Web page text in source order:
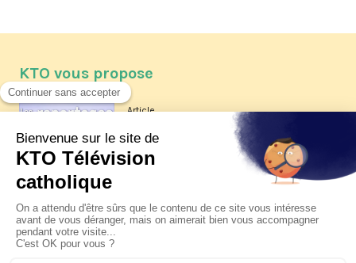
KTO vous propose
Article
Les reportages d'été 2026 de KTO
La visite pastorale du pape Léon
XIV à Assise à suivre sur KTO le
jeudi 6 août